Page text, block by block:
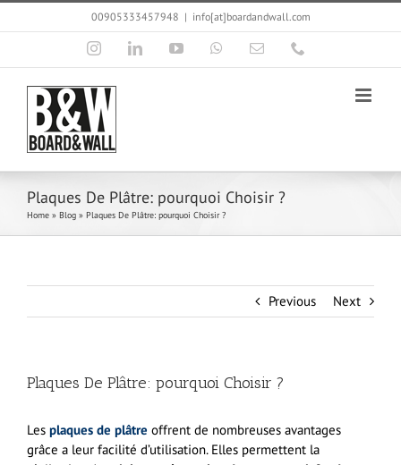
Skip
to
00905333457948 | info[at]boardandwall.com
InstagramLinkedInYouTubeWhatsAppEmail
Plaques De Plâtre: pourquoi Choisir ?
Home » Blog » Plaques De Plâtre: pourquoi Choisir ?
Previous Next
Plaques De Plâtre: pourquoi Choisir ?
Les plaques de plâtre offrent de nombreuses avantages
grâce a leur facilité d’utilisation. Elles permettent la